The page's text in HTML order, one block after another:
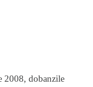
2008, dobanzile